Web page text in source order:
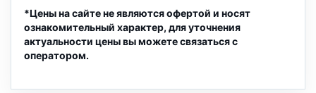
*Цены на сайте не являются офертой и носят
ознакомительный характер, для уточнения
актуальности цены вы можете связаться с
оператором.